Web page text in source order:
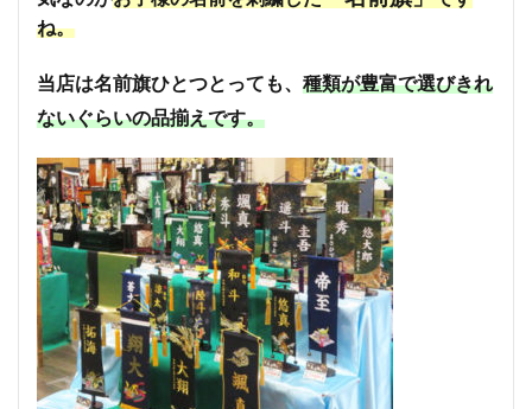
ね。
当店は名前旗ひとつとっても、 種類が豊富で選びきれ
ないぐらいの品揃えです。